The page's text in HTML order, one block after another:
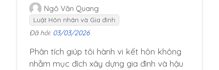
Ngô Văn Quang
Luật Hôn nhân và Gia đình
Đã hỏi: 03/03/2026
Phân tích giúp tôi hành vi kết hôn không
nhằm mục đích xây dựng gia đình và hậu